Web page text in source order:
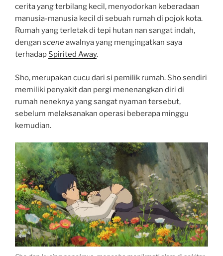
cerita yang terbilang kecil, menyodorkan keberadaan
manusia-manusia kecil di sebuah rumah di pojok kota.
Rumah yang terletak di tepi hutan nan sangat indah,
dengan sceneawalnya yang mengingatkan saya
terhadap Spirited Away.
Sho, merupakan cucu dari si pemilik rumah. Sho sendiri
memiliki penyakit dan pergi menenangkan diri di
rumah neneknya yang sangat nyaman tersebut,
sebelum melaksanakan operasi beberapa minggu
kemudian.